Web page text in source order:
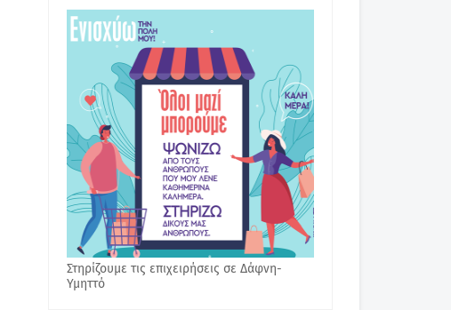
Στηρίζουμε τις επιχειρήσεις σε Δάφνη-
Υμηττό